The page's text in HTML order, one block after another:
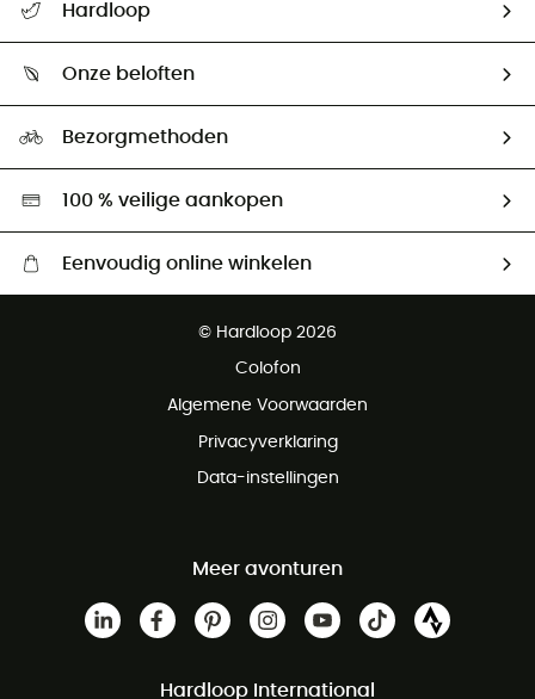
Mijn zending volgen
Retourzendingen & Terugbetalingen
Hardloop
Ambassadeurs
Onze beloften
Hardgreen
Bezorgmethoden
100 % veilige aankopen
Eenvoudig online winkelen
Gratis retourneren binnen 100 dagen
© Hardloop 2026
Colofon
Algemene Voorwaarden
Privacyverklaring
Data-instellingen
Meer avonturen
Hardloop International